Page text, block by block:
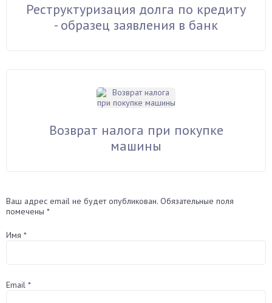
Реструктуризация долга по кредиту
- образец заявления в банк
Возврат налога при покупке
машины
Ваш адрес email не будет опубликован. Обязательные поля
помечены *
Имя *
Email *